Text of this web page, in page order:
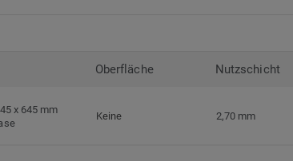
Oberfläche Nutzschicht
x 645 mm
Keine 2,70 mm